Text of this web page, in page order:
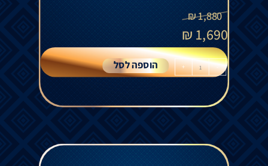
1,880
₪
1,690
₪
-
+ הוספה לסל